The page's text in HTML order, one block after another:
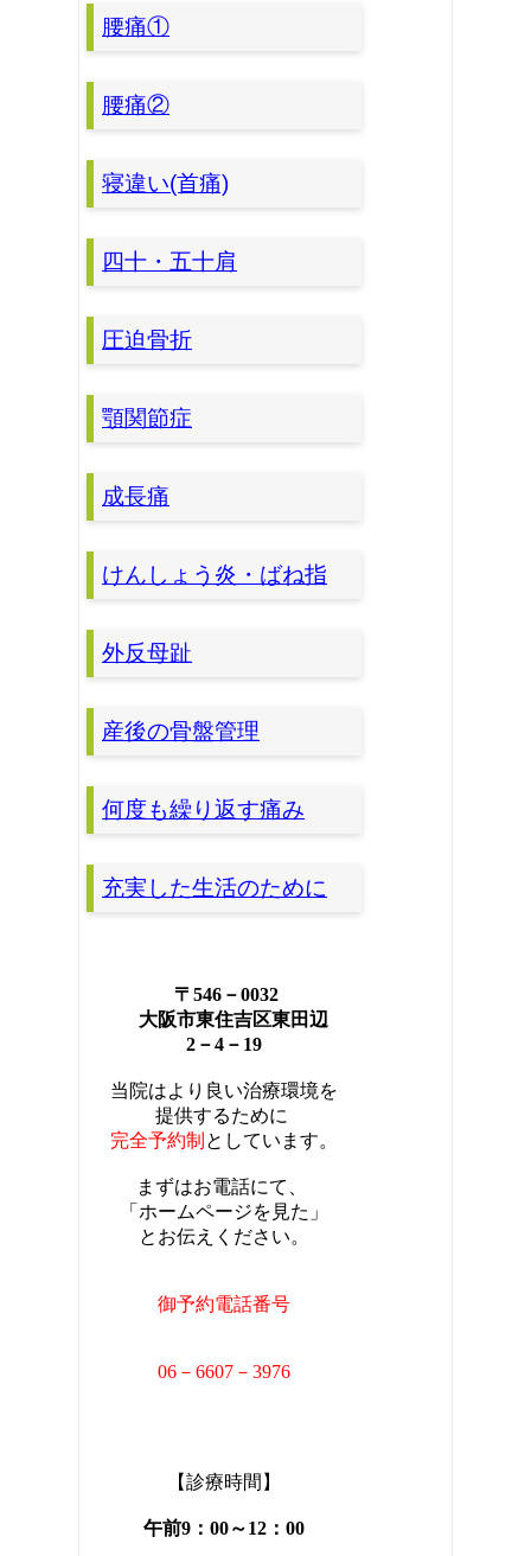
腰痛①
腰痛②
寝違い(首痛)
四十・五十肩
圧迫骨折
顎関節症
成長痛
けんしょう炎・ばね指
外反母趾
産後の骨盤管理
何度も繰り返す痛み
充実した生活のために
〒546－0032
大阪市東住吉区東田辺
2－4－19
当院はより良い治療環境を
提供するために
完全予約制 としています。
まずはお電話にて、
「ホームページを見た」
とお伝えください。
御予約電話番号
06－6607－3976
【診療時間】
午前9：00～12：00